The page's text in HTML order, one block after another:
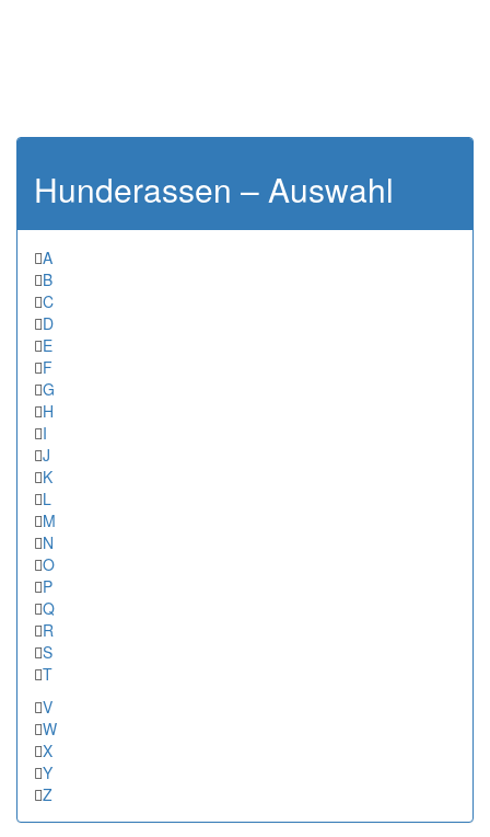
Hunderassen – Auswahl
A
B
C
D
E
F
G
H
I
J
K
L
M
N
O
P
Q
R
S
T
V
W
X
Y
Z